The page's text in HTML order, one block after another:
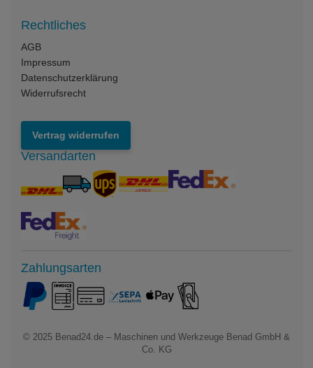
Rechtliches
AGB
Impressum
Datenschutzerklärung
Widerrufsrecht
Vertrag widerrufen
Versandarten
Zahlungsarten
© 2025 Benad24.de – Maschinen und Werkzeuge Benad GmbH &
Co. KG